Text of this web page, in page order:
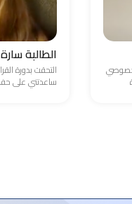
خصوصي
الطالبة سارة
التحقت بدورة
ساعدتني على